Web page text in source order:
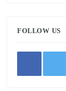
FOLLOW US